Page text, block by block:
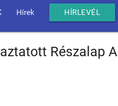
Hírek HÍRLEVÉL
Részalap A